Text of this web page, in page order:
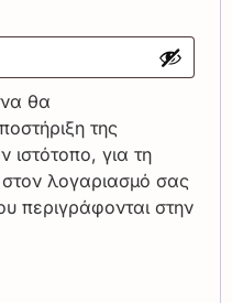
θα
της
ιστότοπο, για τη
στον λογαριασμό σας
περιγράφονται στην